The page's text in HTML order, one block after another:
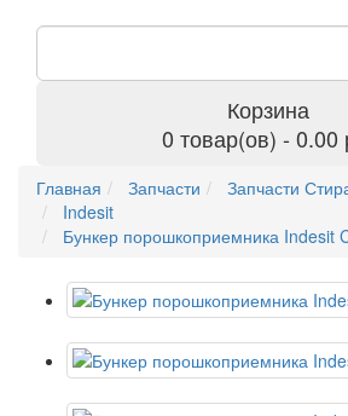
Корзина
0 товар(ов) - 0.00
Главная Запчасти
Запчасти
Indesit
Бункер порошкоприемника Indesit